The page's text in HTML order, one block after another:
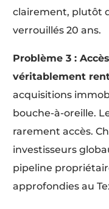
clairement, plutôt
verrouillés 20 ans.
Problème 3 :
véritablement
acquisitions
bouche-à-oreille.
rarement accès.
investisseurs
pipeline
approfondies au